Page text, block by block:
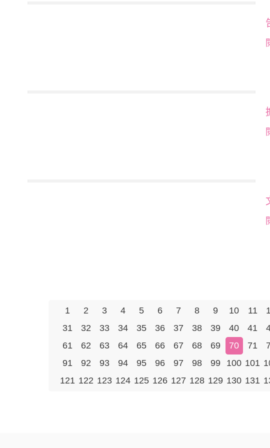
1 2 3 4 5 6 7 8 9 10 11
31
32 33 34 35 36 37 38 39 40 41
61
62 63 64 65 66 67 68 69 70 71
91
92 93 94 95 96 97 98 99 100 101
121 122 123 124 125 126 127 128 129 130 131